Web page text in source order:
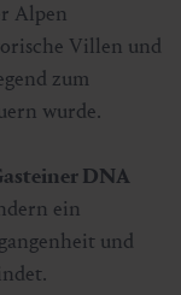
Alpen
Villen und
zum
wurde.
DNA
ein
und